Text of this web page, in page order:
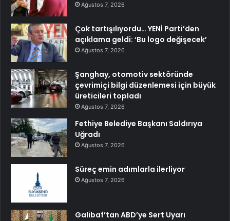
Ağustos 7, 2026
Çok tartışılıyordu… YENİ Parti’den
açıklama geldi: ‘Bu logo değişecek’
Ağustos 7, 2026
Şanghay, otomotiv sektöründe
çevrimiçi bilgi düzenlemesi için büyük
üreticileri topladı
Ağustos 7, 2026
Fethiye Belediye Başkanı Saldırıya
Uğradı
Ağustos 7, 2026
Süreç emin adımlarla ilerliyor
Ağustos 7, 2026
Galibaf’tan ABD’ye Sert Uyarı